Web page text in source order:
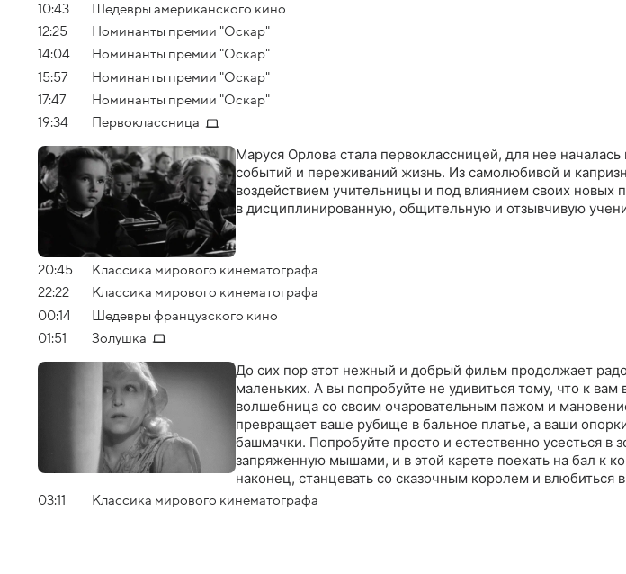
10:43
Шедевры американского кино
12:25
Номинанты премии "Оскар"
14:04
Номинанты премии "Оскар"
15:57
Номинанты премии "Оскар"
17:47
Номинанты премии "Оскар"
19:34
Первоклассница
Маруся Орлова стала первоклассницей, для нее началась
событий и переживаний жизнь. Из самолюбивой и
воздействием учительницы и под влиянием своих новых
в дисциплинированную, общительную и отзывчивую
20:45
Классика мирового кинематографа
22:22
Классика мирового кинематографа
00:14
Шедевры французского кино
01:51
Золушка
До сих пор этот нежный и добрый фильм продолжает
маленьких. А вы попробуйте не удивиться тому, что к вам
волшебница со своим очаровательным пажом и
превращает ваше рубище в бальное платье, а ваши
башмачки. Попробуйте просто и естественно усесться в
запряженную мышами, и в этой карете поехать на бал к
наконец, станцевать со сказочным королем и влюбиться
03:11 Классика мирового кинематографа